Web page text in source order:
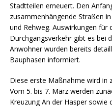
Stadtteilen erneuert. Den
zusammenhängende Straßen
und Rehweg. Auswirkungen für
Durchgangsverkehr gibt es bei
Anwohner wurden bereits
Bauphasen informiert.
Diese erste Maßnahme wird in
Vom 5. bis 7. März werden
Kreuzung An der Hasper sowie